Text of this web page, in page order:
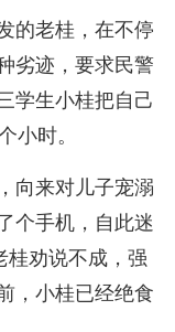
的老桂，在不停
劣迹，要求民警
学生小桂把自己
小时。
向来对儿子宠溺
个手机，自此迷
桂劝说不成，强
，小桂已经绝食